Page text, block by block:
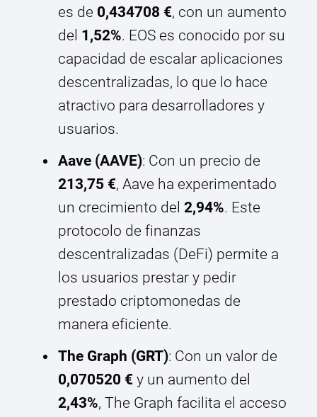
es de 0,434708 €, con un aumento
del 1,52%. EOS es conocido por su
capacidad de escalar aplicaciones
descentralizadas, lo que lo hace
atractivo para desarrolladores y
usuarios.
Aave (AAVE): Con un precio de
213,75 €, Aave ha experimentado
un crecimiento del 2,94%. Este
protocolo de finanzas
descentralizadas (DeFi) permite a
los usuarios prestar y pedir
prestado criptomonedas de
manera eficiente.
The Graph (GRT): Con un valor de
0,070520 € y un aumento del
2,43%, The Graph facilita el acceso